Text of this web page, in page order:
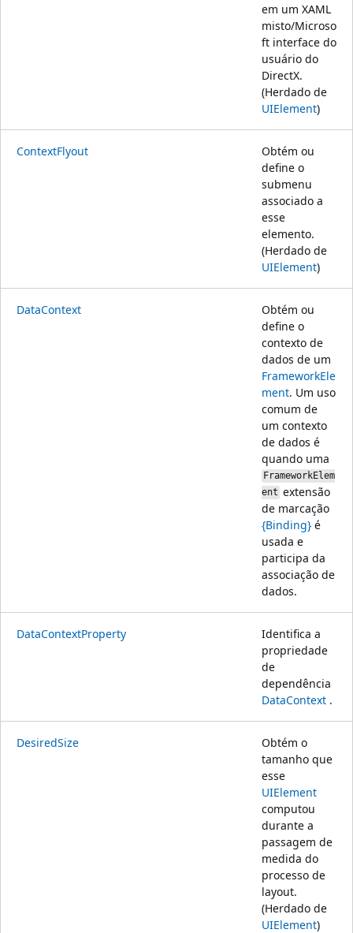
em um XAML
misto/Microso
ft interface do
usuário do
DirectX.
(Herdado de
UIElement)
ContextFlyout
Obtém ou
define o
submenu
associado a
esse
elemento.
(Herdado de
UIElement)
DataContext
Obtém ou
define o
contexto de
dados de um
FrameworkEle
ment. Um uso
comum de
um contexto
de dados é
quando uma
FrameworkElem
ent extensão
de marcação
{Binding} é
usada e
participa da
associação de
dados.
DataContextProperty
Identifica a
propriedade
de
dependência
DataContext .
DesiredSize
Obtém o
tamanho que
esse
UIElement
computou
durante a
passagem de
medida do
processo de
layout.
(Herdado de
UIElement)